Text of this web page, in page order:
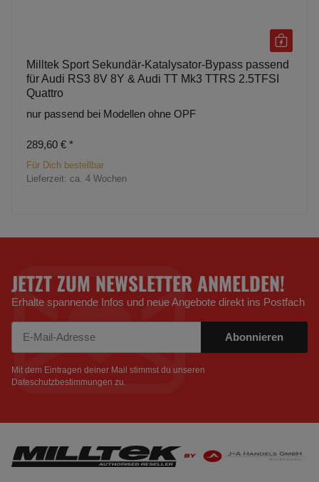
Milltek Sport Sekundär-Katalysator-Bypass passend
für Audi RS3 8V 8Y & Audi TT Mk3 TTRS 2.5TFSI
Quattro
nur passend bei Modellen ohne OPF
289,60 € *
Für Dich bestellbar
Lieferzeit: ca. 4 Wochen
JETZT ZUM NEWSLETTER ANMELDEN!
Erhalte spannende Infos und neue Angebote direkt ins Postfach
Abonnieren
Mit dem Eintragen deiner Mail stimmst du unseren
Dateschutzbestimmungen zu.